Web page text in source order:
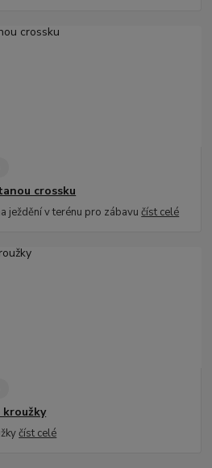
crossku
ježdění v terénu pro zábavučíst celé
číst celé